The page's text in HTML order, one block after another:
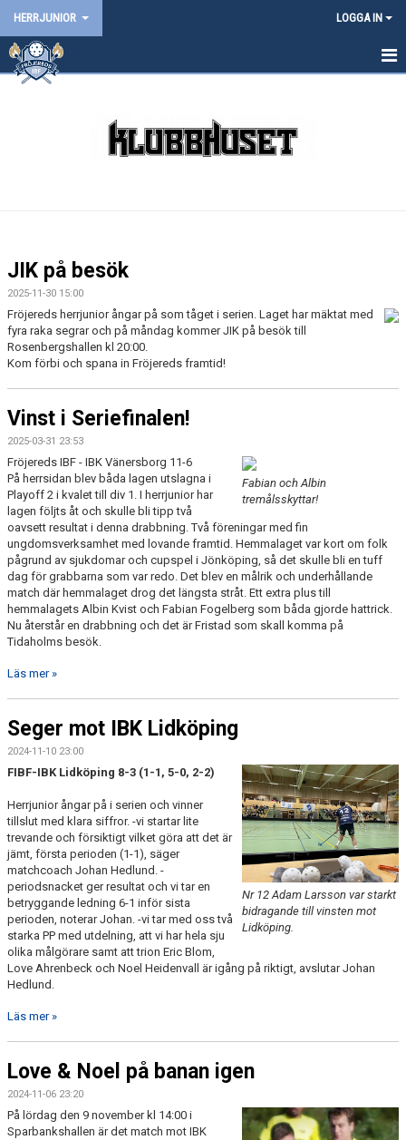
HERRJUNIOR LOGGA IN
BILDGALLERI
DOKUMENT
KONTAKT
JIK på besök
2025-11-30 15:00
Fröjereds herrjunior ångar på som tåget i serien. Laget har mäktat med
fyra raka segrar och på måndag kommer JIK på besök till
Rosenbergshallen kl 20:00.
Kom förbi och spana in Fröjereds framtid!
Vinst i Seriefinalen!
2025-03-31 23:53
Fabian och Albin
tremålsskyttar!
Fröjereds IBF - IBK Vänersborg 11-6
På herrsidan blev båda lagen utslagna i
Playoff 2 i kvalet till div 1. I herrjunior har
lagen följts åt och skulle bli tipp två
oavsett resultat i denna drabbning. Två föreningar med fin
ungdomsverksamhet med lovande framtid. Hemmalaget var kort om folk
pågrund av sjukdomar och cupspel i Jönköping, så det skulle bli en tuff
dag för grabbarna som var redo. Det blev en målrik och underhållande
match där hemmalaget drog det längsta stråt. Ett extra plus till
hemmalagets Albin Kvist och Fabian Fogelberg som båda gjorde hattrick.
Nu återstår en drabbning och det är Fristad som skall komma på
Tidaholms besök.
Läs mer »
Seger mot IBK Lidköping
2024-11-10 23:00
Nr 12 Adam Larsson var starkt
bidragande till vinsten mot
Lidköping.
FIBF-IBK Lidköping 8-3 (1-1, 5-0, 2-2)
Herrjunior ångar på i serien och vinner
tillslut med klara siffror. -vi startar lite
trevande och försiktigt vilket göra att det är
jämt, första perioden (1-1), säger
matchcoach Johan Hedlund. -
periodsnacket ger resultat och vi tar en
betryggande ledning 6-1 inför sista
perioden, noterar Johan. -vi tar med oss två
starka PP med utdelning, att vi har hela sju
olika målgörare samt att trion Eric Blom,
Love Ahrenbeck och Noel Heidenvall är igång på riktigt, avslutar Johan
Hedlund.
Läs mer »
Love & Noel på banan igen
2024-11-06 23:20
På lördag den 9 november kl 14:00 i
Sparbankshallen är det match mot IBK